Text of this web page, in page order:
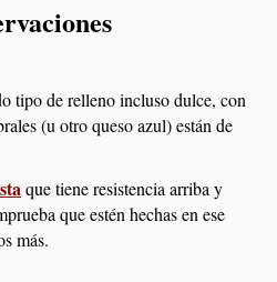
tipo de relleno incluso dulce, con
(u otro queso azul) están de
que tiene resistencia arriba y
que estén hechas en ese
más.